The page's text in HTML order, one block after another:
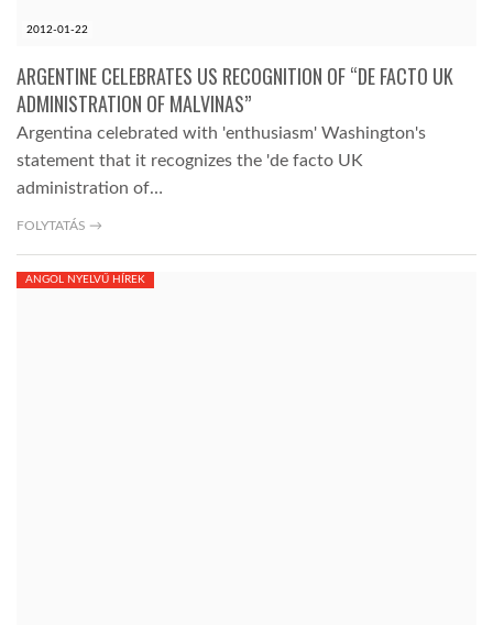
2012-01-22
ARGENTINE CELEBRATES US RECOGNITION OF “DE FACTO UK
ADMINISTRATION OF MALVINAS”
Argentina celebrated with 'enthusiasm' Washington's
statement that it recognizes the 'de facto UK
administration of…
FOLYTATÁS →
ANGOL NYELVŰ HÍREK